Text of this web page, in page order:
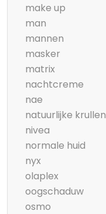
make up
man
mannen
masker
matrix
nachtcreme
nae
natuurlijke krullen
nivea
normale huid
nyx
olaplex
oogschaduw
osmo